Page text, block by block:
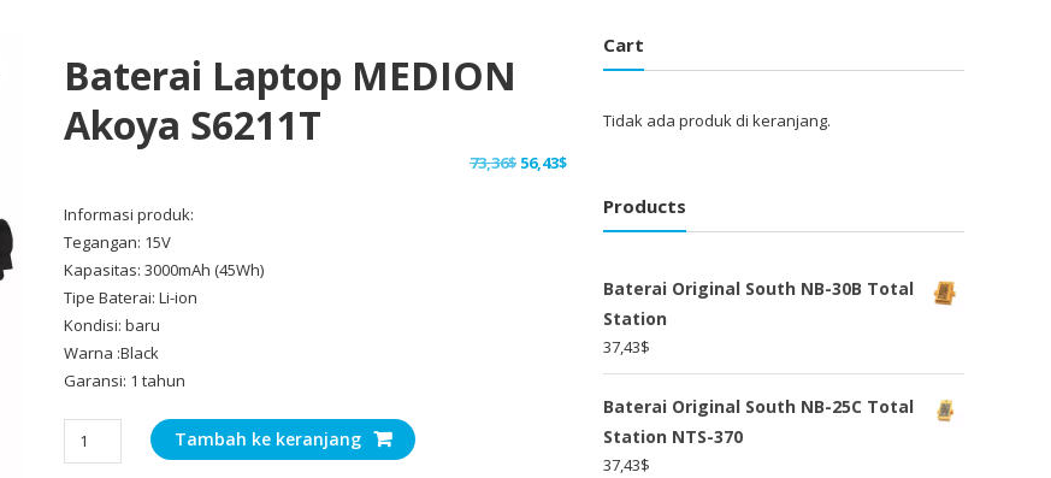
Baterai Laptop MEDION
Akoya S6211T
73,36$ Harga
56,43$Harga
Informasi produk:
Tegangan: 15V
Kapasitas: 3000mAh (45Wh)
Tipe Baterai: Li-ion
Kondisi: baru
Warna :Black
Garansi: 1 tahun
Baterai
Tambah ke keranjang
Cart
Tidak ada produk di keranjang.
Products
Baterai Original South NB-30B Total
Station
37,43$
Baterai Original South NB-25C Total
Station NTS-370
37,43$